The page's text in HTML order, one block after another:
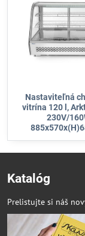
Nastaviteľná
vitrína 120 l,
230V/
Katalóg
Prelistujte si náš